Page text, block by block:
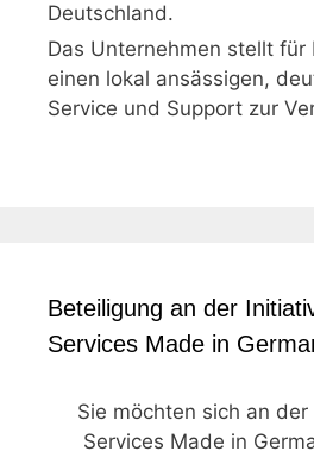
Deutschland.
Das Unternehmen stellt für
einen lokal ansässigen,
Service und Support zur
Beteiligung an der
Services Made in
Sie möchten sich an
Services Made in